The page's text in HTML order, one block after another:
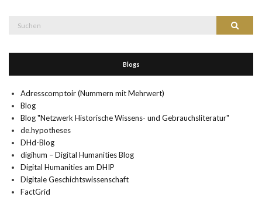
Suchen
Blogs
Adresscomptoir (Nummern mit Mehrwert)
Blog
Blog "Netzwerk Historische Wissens- und Gebrauchsliteratur"
de.hypotheses
DHd-Blog
digihum – Digital Humanities Blog
Digital Humanities am DHIP
Digitale Geschichtswissenschaft
FactGrid